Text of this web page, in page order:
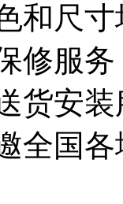
和尺
修服
货安
全国